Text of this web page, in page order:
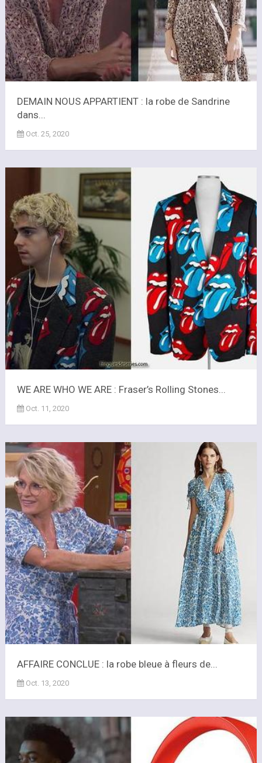
DEMAIN NOUS APPARTIENT : la robe de Sandrine
dans...
Oct. 25, 2020
WE ARE WHO WE ARE : Fraser’s Rolling Stones...
Oct. 11, 2020
AFFAIRE CONCLUE : la robe bleue à fleurs de...
Oct. 13, 2020